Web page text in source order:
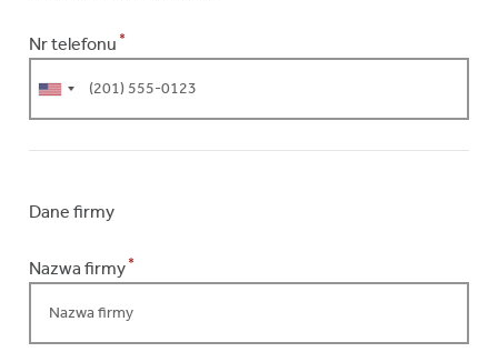
Nr telefonu *
Dane firmy
Nazwa firmy *